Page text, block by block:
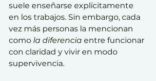
suele enseñarse explícitamente
en los trabajos. Sin embargo, cada
vez más personas la mencionan
como la diferencia entre funcionar
con claridad y vivir en modo
supervivencia.